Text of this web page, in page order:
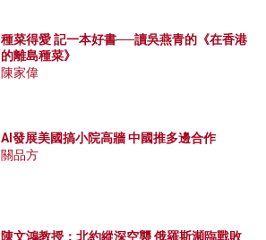
種菜得愛 記一本好書──讀吳燕青的《在香港
的離島種菜》
陳家偉
AI發展美國搞小院高牆 中國推多邊合作
關品方
陳文鴻教授：北約縱深空襲 俄羅斯瀕臨戰敗